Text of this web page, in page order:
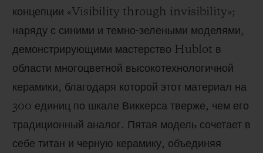
концепции «Visibility through invisibility»;
наряду с синими и темно-зелеными моделями,
демонстрирующими мастерство Hublot в
области многоцветной высокотехнологичной
керамики, благодаря которой этот материал на
300 единиц по шкале Виккерса тверже, чем его
традиционный аналог. Пятая модель сочетает в
себе титан и черную керамику, объединяя